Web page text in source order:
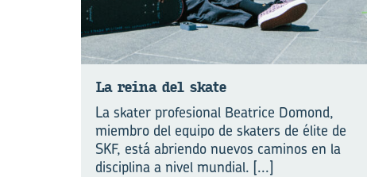
La reina del skate
La skater profesional Beatrice Domond,
miembro del equipo de skaters de élite de
SKF, está abriendo nuevos caminos en la
disciplina a nivel mundial. [...]